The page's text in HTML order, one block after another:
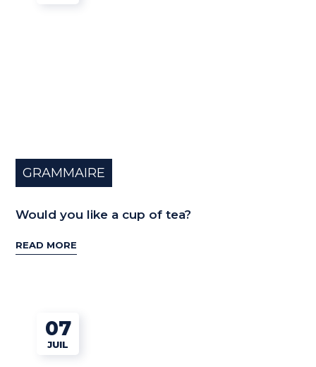
GRAMMAIRE
Would you like a cup of tea?
READ MORE
07
JUIL